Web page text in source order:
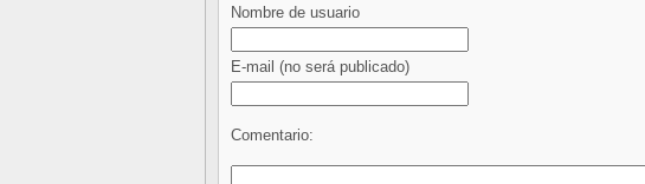
Nombre de usuario
E-mail (no será publicado)
Comentario: